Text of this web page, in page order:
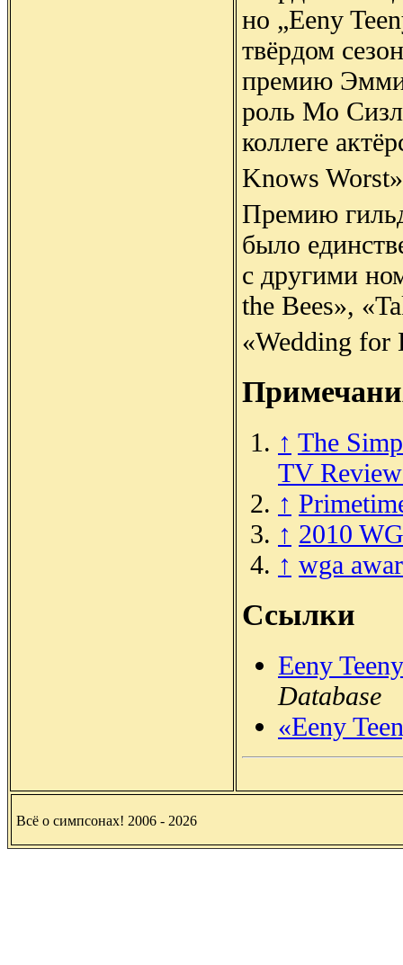
но „Eeny
твёрдом
премию Эмми
роль Мо
коллеге
Knows
Премию
было
с другими
the Bees»,
«Wedding for
↑ The
TV
↑
↑ 2010
↑ wga
Ссылки
Eeny
Database
«Eeny
Всё о симпсонах! 2006 - 2026